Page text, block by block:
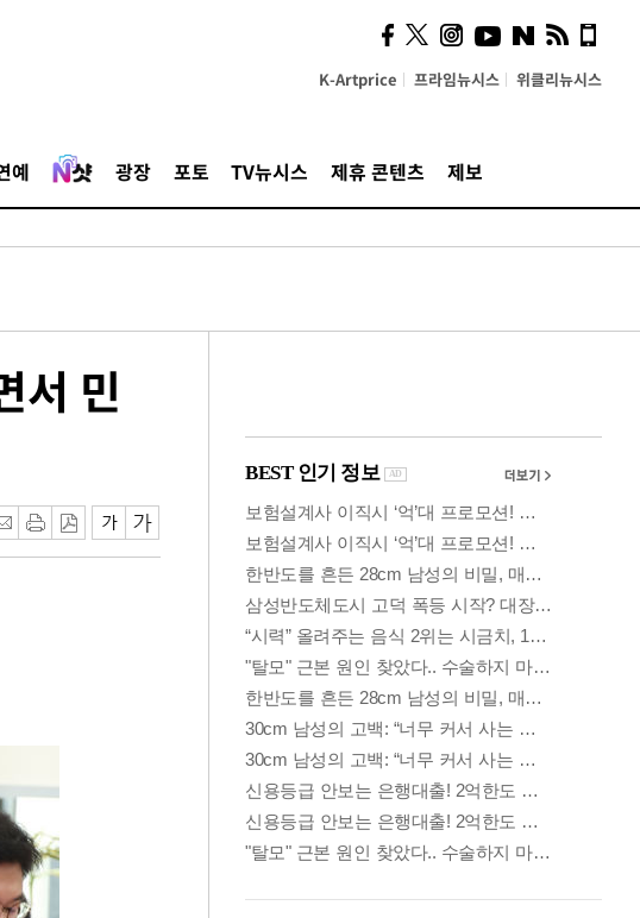
K-Artprice 프라임뉴시스 위클리뉴시스
예 광장 포토 TV뉴시스 제휴 콘텐츠 제보
서 민
사이 해답 찾았죠"…알을
깨고 나온 '초자아'